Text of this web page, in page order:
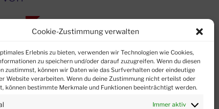
Cookie-Zustimmung verwalten
Erlebnis zu bieten, verwenden wir Technologien wie Cookies,
zu speichern und/oder darauf zuzugreifen. Wenn du diesen
zustimmst, können wir Daten wie das Surfverhalten oder eindeutige
Website verarbeiten. Wenn du deine Zustimmung nicht erteilst oder
können bestimmte Merkmale und Funktionen beeinträchtigt werden.
Immer aktiv